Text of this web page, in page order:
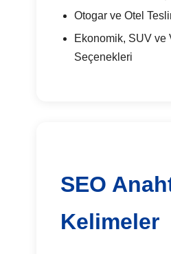
Otogar ve Otel
Ekonomik, SUV ve
Seçenekleri
SEO
Kelimeler